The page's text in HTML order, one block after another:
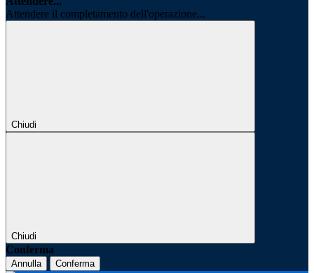
Attendere il completamento dell'operazione...
Chiudi
Chiudi
Conferma
Annulla Conferma